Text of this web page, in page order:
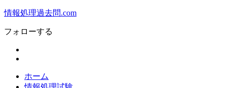
情報処理過去問.com
フォローする
ホーム